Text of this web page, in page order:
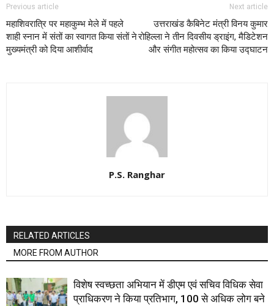
Previous article
महाशिवरात्रि पर महाकुम्भ मेले में पहले
शाही स्नान में संतों का स्वागत किया संतों ने
मुख्यमंत्री को दिया आशीर्वाद
Next article
उत्तराखंड कैबिनेट मंत्री विनय कुमार
रोहिल्ला ने तीन दिवसीय ड्राइंग, मैडिटेशन
और संगीत महोत्सव का किया उद्घाटन
P.S. Ranghar
RELATED ARTICLES
MORE FROM AUTHOR
विशेष स्वच्छता अभियान में डीएम एवं सचिव विधिक सेवा
प्राधिकरण ने किया प्रतिभाग, 100 से अधिक लोग बने